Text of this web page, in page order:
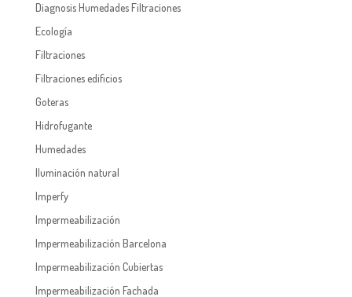
Diagnosis Humedades Filtraciones
Ecología
Filtraciones
Filtraciones edificios
Goteras
Hidrofugante
Humedades
Iluminación natural
Imperfy
Impermeabilización
Impermeabilización Barcelona
Impermeabilización Cubiertas
Impermeabilización Fachada